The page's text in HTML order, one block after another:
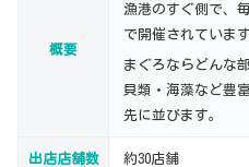
概要
漁港のすぐ側で、
で開催されています
まぐろならどんな
貝類・海藻など豊
先に並びます。
出店店舗数 約30店舗